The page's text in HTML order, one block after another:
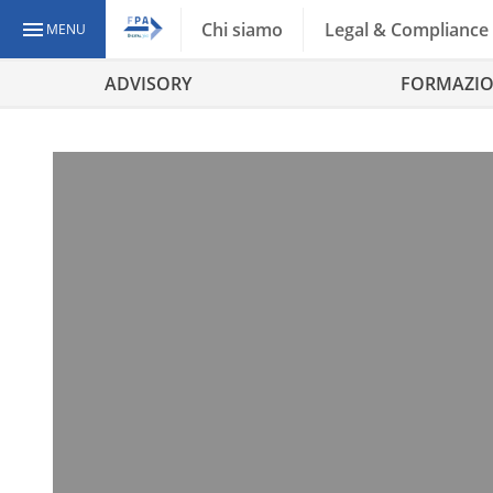
MENU Chi siamo Legal & Compliance
ADVISORY